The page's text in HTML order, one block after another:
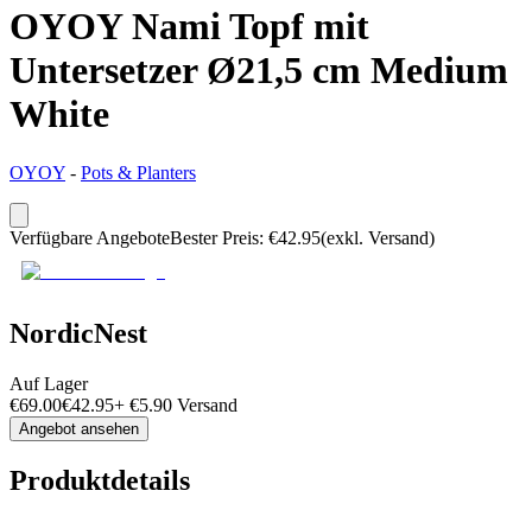
OYOY Nami Topf mit
Untersetzer Ø21,5 cm Medium
White
OYOY - Pots & Planters
Verfügbare AngeboteBester Preis: €42.95(exkl. Versand)
NordicNest
Auf Lager
€69.00€42.95+ €5.90 Versand
Angebot ansehen
Produktdetails